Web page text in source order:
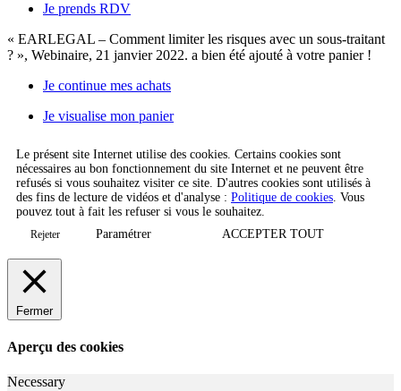
Je prends RDV
« EARLEGAL – Comment limiter les risques avec un sous-traitant
? », Webinaire, 21 janvier 2022. a bien été ajouté à votre panier !
Je continue mes achats
Je visualise mon panier
Le présent site Internet utilise des cookies. Certains cookies sont
nécessaires au bon fonctionnement du site Internet et ne peuvent être
refusés si vous souhaitez visiter ce site. D'autres cookies sont utilisés à
des fins de lecture de vidéos et d'analyse : Politique de cookies . Vous
pouvez tout à fait les refuser si vous le souhaitez.
Rejeter Paramétrer ACCEPTER TOUT
Fermer
Aperçu des cookies
Necessary